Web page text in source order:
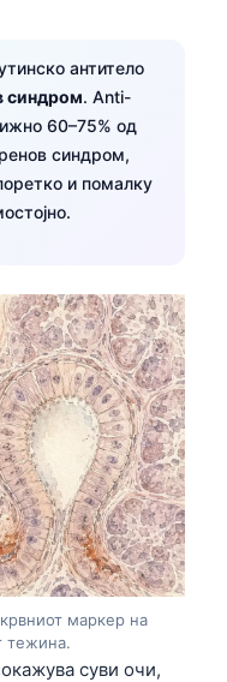
антитело
синдром. Anti-
60–75% од
синдром,
и помалку
маркер на
тежина.
суви очи,